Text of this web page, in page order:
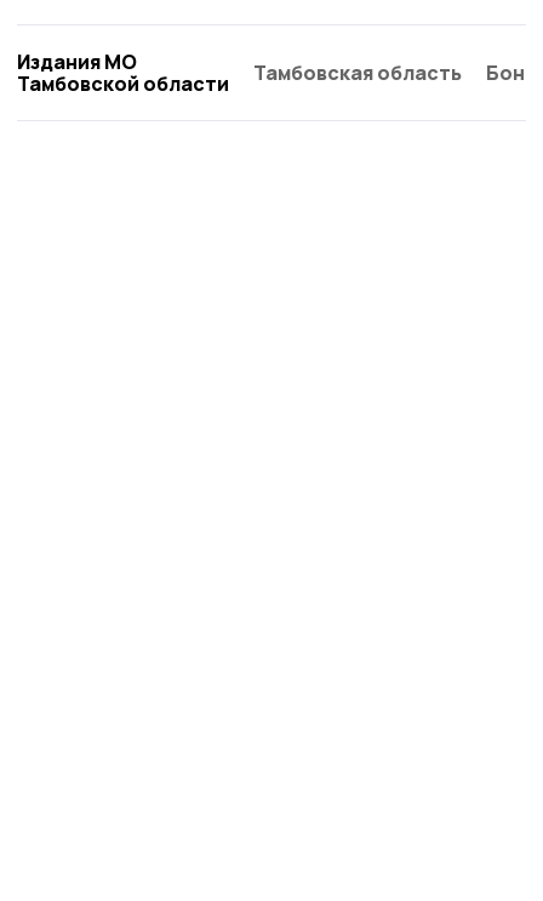
Издания МО
Тамбовской области
Тамбовская область